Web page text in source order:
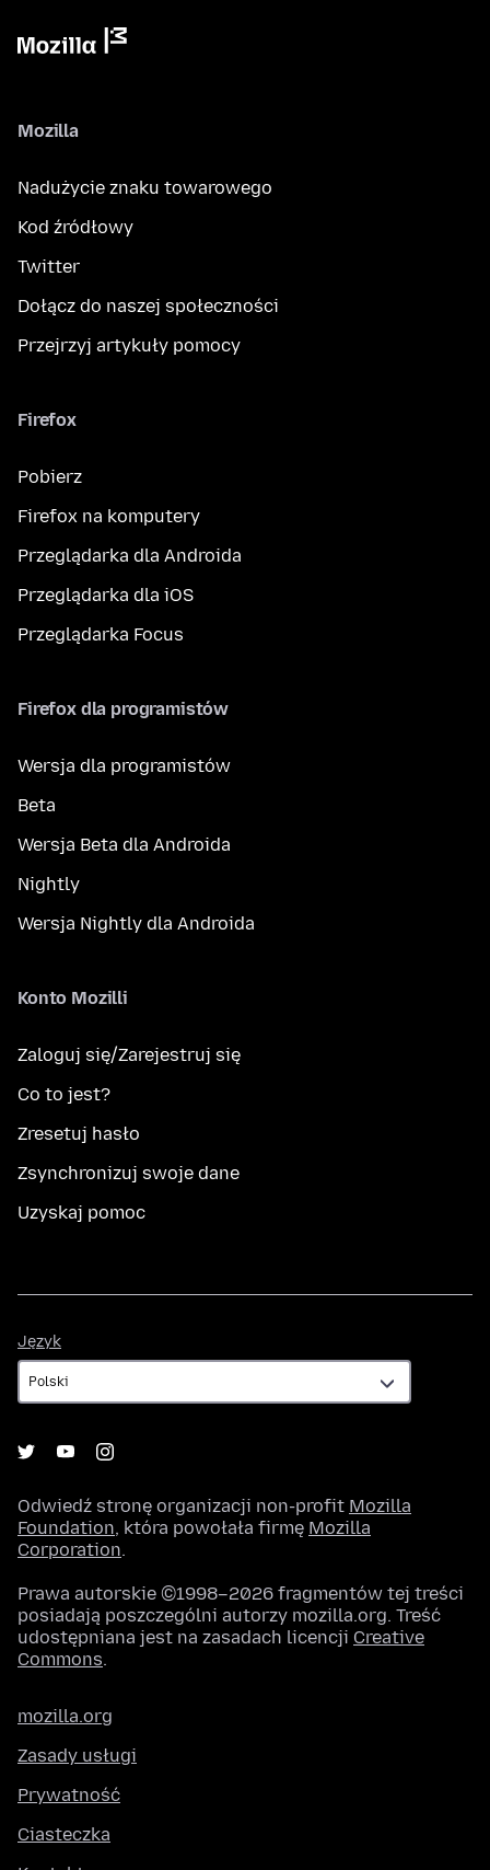
Mozilla
Nadużycie znaku towarowego
Kod źródłowy
Twitter
Dołącz do naszej społeczności
Przejrzyj artykuły pomocy
Firefox
Pobierz
Firefox na komputery
Przeglądarka dla Androida
Przeglądarka dla iOS
Przeglądarka Focus
Firefox dla programistów
Wersja dla programistów
Beta
Wersja Beta dla Androida
Nightly
Wersja Nightly dla Androida
Konto Mozilli
Zaloguj się/Zarejestruj się
Co to jest?
Zresetuj hasło
Zsynchronizuj swoje dane
Uzyskaj pomoc
Język
Odwiedź stronę organizacji non-profit Mozilla
Foundation, która powołała firmę Mozilla
Corporation.
Prawa autorskie ©1998–2026 fragmentów tej treści
posiadają poszczególni autorzy mozilla.org. Treść
udostępniana jest na zasadach licencji Creative
Commons.
mozilla.org
Zasady usługi
Prywatność
Ciasteczka